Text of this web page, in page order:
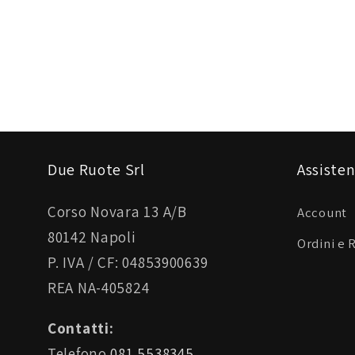
Due Ruote Srl
Corso Novara 13 A/B
80142 Napoli
P. IVA / CF: 04853900639
REA NA-405824
Contatti:
Account
Ordini e